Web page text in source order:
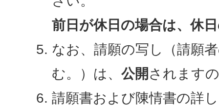
前日が休日の場合は、休
なお、請願の写し（請願
む。）は、 公開 されます
請願書および陳情書の詳